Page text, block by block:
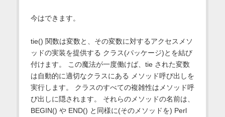
今はできます。
tie() 関数は変数と、その変数に対するアクセスメソ
ッドの実装を提供する クラス(パッケージ)とを結び
付けます。 この魔法が一度働けば、tie された変数
は自動的に適切なクラスにある メソッド呼び出しを
実行します。 クラスのすべての複雑性はメソッド呼
び出しに隠されます。 それらのメソッドの名前は、
BEGIN() や END() と同様に(そのメソッドを) Perl